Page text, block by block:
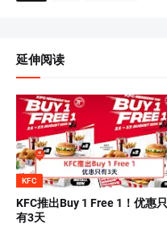
延伸阅读
KFC
KFC推出Buy 1 Free 1！优惠只
有3天